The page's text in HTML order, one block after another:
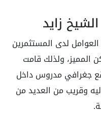
لدى المستثمرين
المميز، ولذلك قامت
جغرافي مدروس داخل
وقريب من العديد من